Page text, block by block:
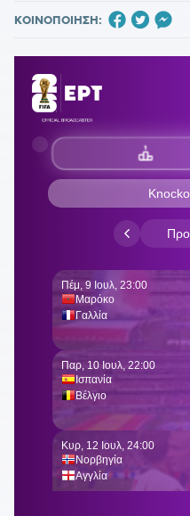
ΚΟΙΝΟΠΟΙΗΣΗ: